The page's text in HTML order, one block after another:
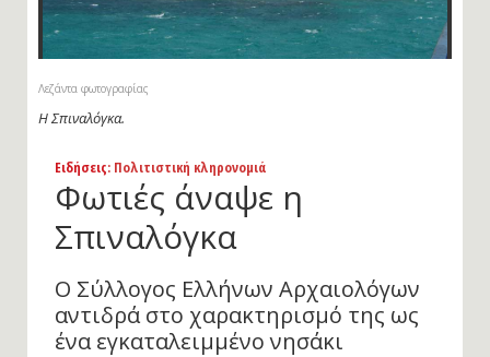
Λεζάντα φωτογραφίας
Η Σπιναλόγκα.
Ειδήσεις: Πολιτιστική κληρονομιά
Φωτιές άναψε η
Σπιναλόγκα
Ο Σύλλογος Ελλήνων Αρχαιολόγων
αντιδρά στο χαρακτηρισμό της ως
ένα εγκαταλειμμένο νησάκι